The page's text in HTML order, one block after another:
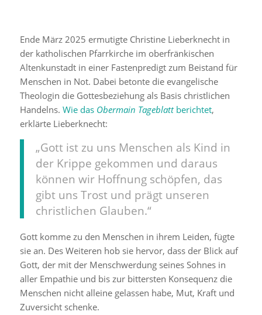
Ende März 2025 ermutigte Christine Lieberknecht in
der katholischen Pfarrkirche im oberfränkischen
Altenkunstadt in einer Fastenpredigt zum Beistand für
Menschen in Not. Dabei betonte die evangelische
Theologin die Gottesbeziehung als Basis christlichen
Handelns. Wie das Obermain Tageblattberichtet,
erklärte Lieberknecht:
„Gott ist zu uns Menschen als Kind in
der Krippe gekommen und daraus
können wir Hoffnung schöpfen, das
gibt uns Trost und prägt unseren
christlichen Glauben.“
Gott komme zu den Menschen in ihrem Leiden, fügte
sie an. Des Weiteren hob sie hervor, dass der Blick auf
Gott, der mit der Menschwerdung seines Sohnes in
aller Empathie und bis zur bittersten Konsequenz die
Menschen nicht alleine gelassen habe, Mut, Kraft und
Zuversicht schenke.